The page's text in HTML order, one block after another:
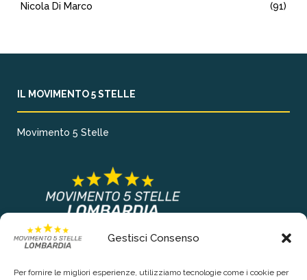
Gestisci Consenso
Per fornire le migliori esperienze, utilizziamo tecnologie come i cookie per
Nicola Di Marco
(91)
IL MOVIMENTO 5 STELLE
Movimento 5 Stelle
COLLEGAMENTI PRINCIPALI